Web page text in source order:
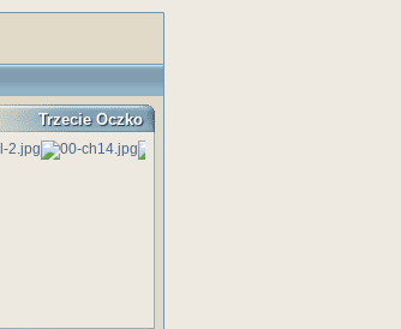
Trzecie Oczko